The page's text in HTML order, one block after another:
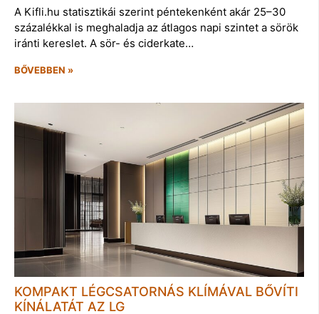
A Kifli.hu statisztikái szerint péntekenként akár 25–30
százalékkal is meghaladja az átlagos napi szintet a sörök
iránti kereslet. A sör- és ciderkate…
BŐVEBBEN »
KOMPAKT LÉGCSATORNÁS KLÍMÁVAL BŐVÍTI
KÍNÁLATÁT AZ LG